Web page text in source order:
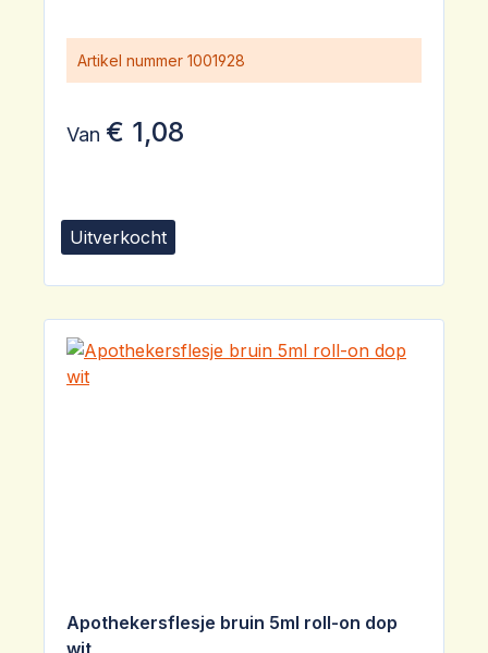
Uitverkocht
Artikel nummer 1001928
Van € 1,08
Apothekersflesje bruin 5ml roll-on dop
wit